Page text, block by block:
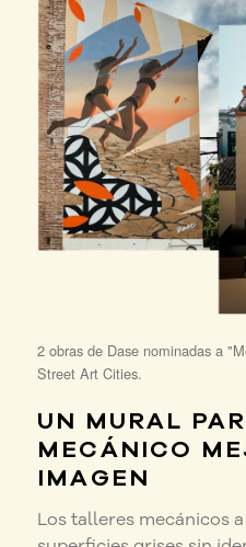
2 obras de Dase nominadas a
Street Art Cities.
UN MURAL
MECÁNICO
IMAGEN
Los talleres mecánicos